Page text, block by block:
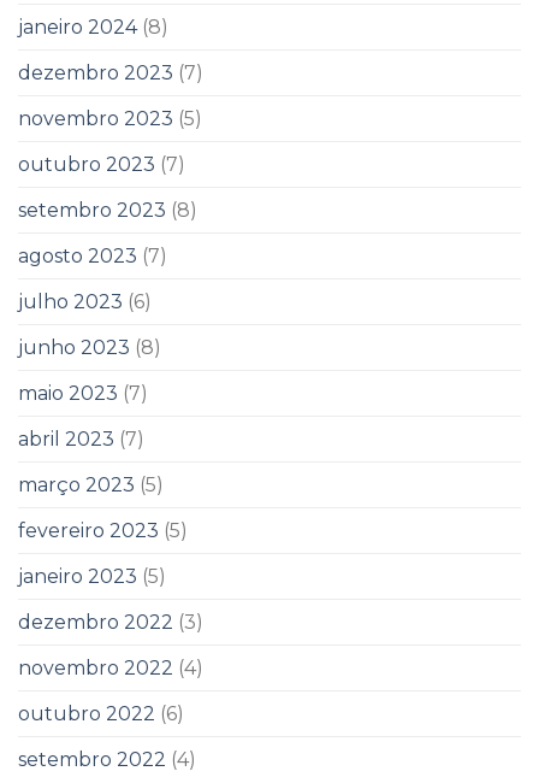
janeiro 2024(8)
dezembro 2023 (7)
novembro 2023 (5)
outubro 2023 (7)
setembro 2023 (8)
agosto 2023 (7)
julho 2023 (6)
junho 2023 (8)
maio 2023 (7)
abril 2023 (7)
março 2023 (5)
fevereiro 2023 (5)
janeiro 2023 (5)
dezembro 2022 (3)
novembro 2022 (4)
outubro 2022 (6)
setembro 2022 (4)